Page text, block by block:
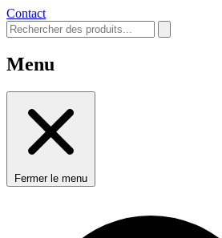
Contact
Menu
Fermer le menu